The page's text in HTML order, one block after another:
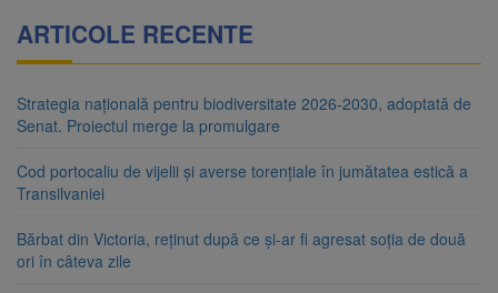
ARTICOLE RECENTE
Strategia națională pentru biodiversitate 2026-2030, adoptată de
Senat. Proiectul merge la promulgare
Cod portocaliu de vijelii și averse torențiale în jumătatea estică a
Transilvaniei
Bărbat din Victoria, reținut după ce și-ar fi agresat soția de două
ori în câteva zile